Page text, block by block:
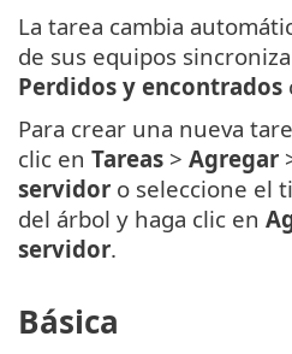
La tarea cambia
de sus equipos
Perdidos y encontrados
Para crear una nueva
clic en Tareas > Agregar
servidor o seleccione el
del árbol y haga clic en
servidor.
Básica